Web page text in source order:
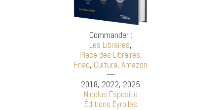
Commander :
Les Libraires,
Place des Libraires,
Fnac, Cultura, Amazon
—
2018, 2022, 2025
Nicolas Esposito
Éditions Eyrolles